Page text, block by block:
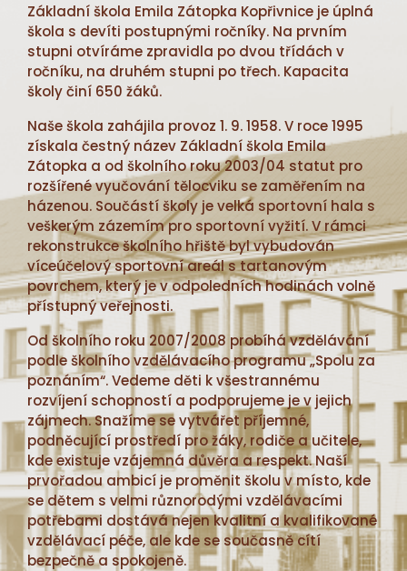
Základní škola Emila Zátopka Kopřivnice je úplná
škola s devíti postupnými ročníky. Na prvním
stupni otvíráme zpravidla po dvou třídách v
ročníku, na druhém stupni po třech. Kapacita
školy činí 650 žáků.
Naše škola zahájila provoz 1. 9. 1958. V roce 1995
získala čestný název Základní škola Emila
Zátopka a od školního roku 2003/04 statut pro
rozšířené vyučování tělocviku se zaměřením na
házenou. Součástí školy je velká sportovní hala s
veškerým zázemím pro sportovní vyžití. V rámci
rekonstrukce školního hřiště byl vybudován
víceúčelový sportovní areál s tartanovým
povrchem, který je v odpoledních hodinách volně
přístupný veřejnosti.
Od školního roku 2007/2008 probíhá vzdělávání
podle školního vzdělávacího programu „Spolu za
poznáním“. Vedeme děti k všestrannému
rozvíjení schopností a podporujeme je v jejich
zájmech. Snažíme se vytvářet příjemné,
podněcující prostředí pro žáky, rodiče a učitele,
kde existuje vzájemná důvěra a respekt. Naší
prvořadou ambicí je proměnit školu v místo, kde
se dětem s velmi různorodými vzdělávacími
potřebami dostává nejen kvalitní a kvalifikované
vzdělávací péče, ale kde se současně cítí
bezpečně a spokojeně.